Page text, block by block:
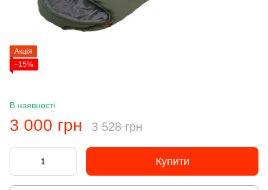
Акція
−15%
В наявності
3 000 грн 3 528 грн
Купити